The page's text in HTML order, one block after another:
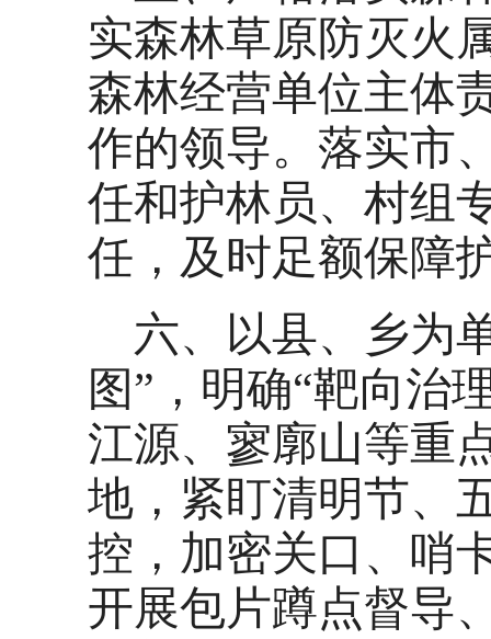
实森林草原防灭火
森林经营单位主体
作的领导。落实市
任和护林员、村组
任，及时足额保障
六、以县、乡为
图”，明确“靶向治
江源、寥廓山等重
地，紧盯清明节、
控，加密关口、哨
开展包片蹲点督导